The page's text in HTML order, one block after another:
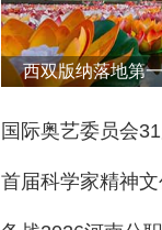
西双版纳落地第
国际奥艺委员会